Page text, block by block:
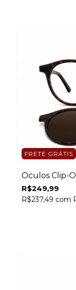
FRETE GRÁTIS
Óculos Clip-
R$249,99
R$237,49 com